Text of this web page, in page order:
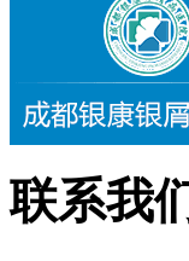
联系我